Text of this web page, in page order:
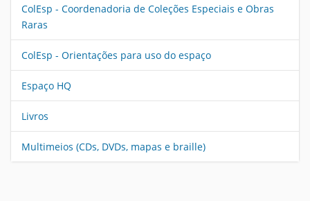
ColEsp - Coordenadoria de Coleções Especiais e Obras
Raras
ColEsp - Orientações para uso do espaço
Espaço HQ
Livros
Multimeios (CDs, DVDs, mapas e braille)